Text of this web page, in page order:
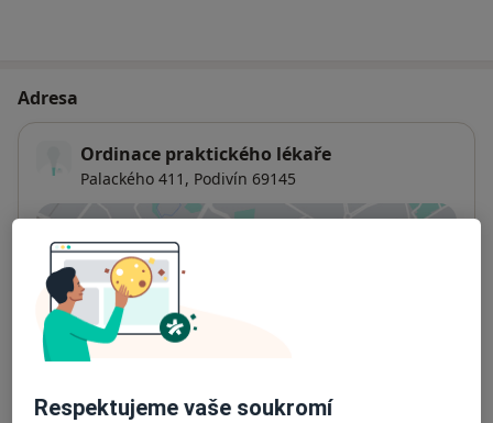
Adresa
Ordinace praktického lékaře
Palackého 411, Podivín 69145
Dostupnost
Na této adrese online kalendář není aktivní
Co mám v takové situaci udělat?
Způsoby platby (soukromé návštěvy)
Respektujeme vaše soukromí